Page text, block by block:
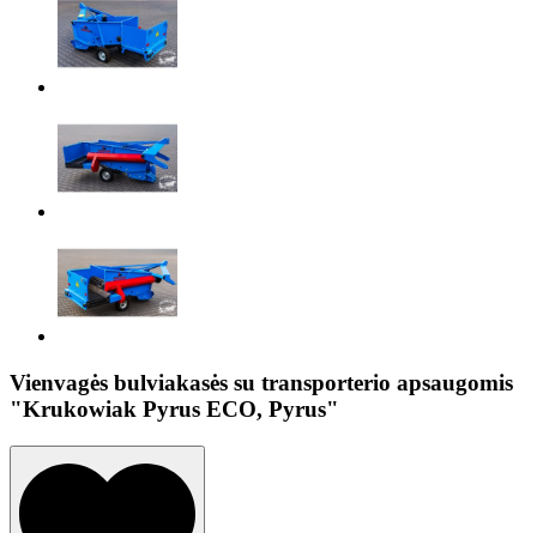
Vienvagės bulviakasės su transporterio apsaugomis
"Krukowiak Pyrus ECO, Pyrus"